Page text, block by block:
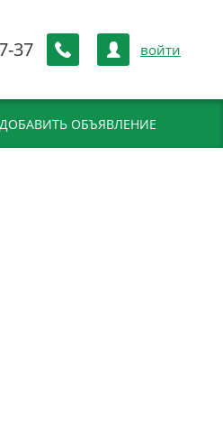
37 войти
ДОБАВИТЬ ОБЪЯВЛЕНИЕ